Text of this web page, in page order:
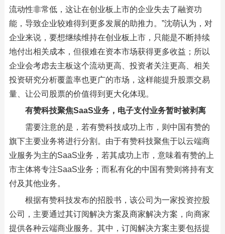
流动性非常低，这让在创业板上市的企业失去了融资功
能，导致企业较难得到更多发展的助推力。”沈萌认为，对
企业来说，要想继续维持在创业板上市，只能是不断持续
地付出相关成本，但很难在资本市场获得更多收益；所以
企业会考虑去主板这个流动更高、投资者关注更高、相关
投资研究分析覆盖率也更广的市场，这样能提升股票交易
量、让公司股票的价值得到更大化体现。
有赞科技聚焦SaaS业务，电子支付业务暂时被剥离
需要注意的是，若有赞科技成功上市，则中国有赞的
旗下主要业务将进行分割。由于有赞科技聚焦于以云端商
业服务为主的SaaS业务，若其成功上市，意味着有赞的上
市主体将专注SaaS业务；而私有化的中国有赞则将持有支
付及其他业务。
根据有赞科技发布的招股书，该公司为一家投资控股
公司，主要通过其订阅解决方案及商家解决方案，向商家
提供各种云端商业服务。其中，订阅解决方案主要包括提